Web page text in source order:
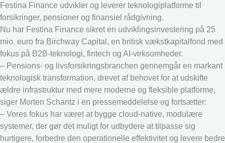
Festina Finance udvikler og leverer teknologiplatforme til
forsikringer, pensioner og finansiel rådgivning.
Nu har Festina Finance sikret en udviklingsinvestering på 25
mio. euro fra Birchway Capital, en britisk vækstkapitalfond med
fokus på B2B‑teknologi, fintech og AI‑virksomheder.
– Pensions- og livsforsikringsbranchen gennemgår en markant
teknologisk transformation, drevet af behovet for at udskifte
ældre infrastruktur med mere moderne og fleksible platforme,
siger Morten Schantz i en pressemeddelelse og fortsætter:
– Vores fokus har været at bygge cloud-native, modulære
systemer, der gør det muligt for udbydere at tilpasse sig
hurtigere, forbedre den operationelle effektivitet og levere bedre